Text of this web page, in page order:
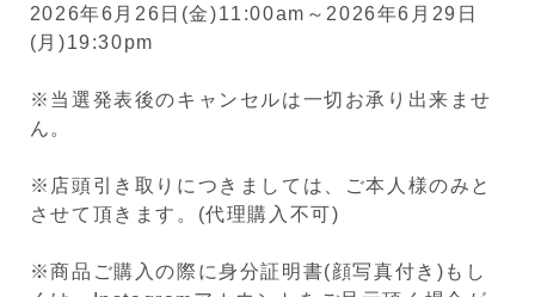
2026年6月26日(金)11:00am～2026年6月29日
(月)19:30pm
※当選発表後のキャンセルは一切お承り出来ませ
ん。
※店頭引き取りにつきましては、ご本人様のみと
させて頂きます。(代理購入不可)
※商品ご購入の際に身分証明書(顔写真付き)もし